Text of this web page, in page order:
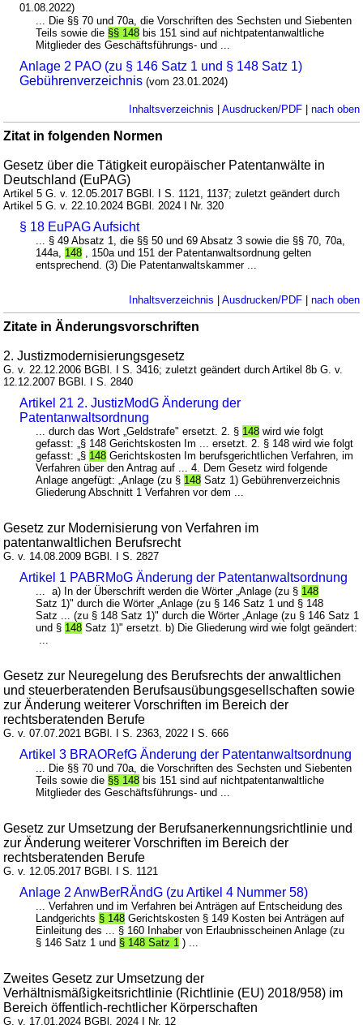
01.08.2022)
... Die §§ 70 und 70a, die Vorschriften des Sechsten und Siebenten
Teils sowie die §§ 148 bis 151 sind auf nichtpatentanwaltliche
Mitglieder des Geschäftsführungs- und ...
Anlage 2 PAO (zu § 146 Satz 1 und § 148 Satz 1)
Gebührenverzeichnis (vom 23.01.2024)
Inhaltsverzeichnis Ausdrucken/PDF| nach oben
Zitat in folgenden Normen
Gesetz über die Tätigkeit europäischer Patentanwälte in
Deutschland (EuPAG)
Artikel 5 G. v. 12.05.2017 BGBl. I S. 1121, 1137; zuletzt geändert durch
Artikel 5 G. v. 22.10.2024 BGBl. 2024 I Nr. 320
§ 18 EuPAG Aufsicht
... § 49 Absatz 1, die §§ 50 und 69 Absatz 3 sowie die §§ 70, 70a,
144a, 148 , 150a und 151 der Patentanwaltsordnung gelten
entsprechend. (3) Die Patentanwaltskammer ...
Inhaltsverzeichnis Ausdrucken/PDF| nach oben
Zitate in Änderungsvorschriften
2. Justizmodernisierungsgesetz
G. v. 22.12.2006 BGBl. I S. 3416; zuletzt geändert durch Artikel 8b G. v.
12.12.2007 BGBl. I S. 2840
Artikel 21 2. JustizModG Änderung der
Patentanwaltsordnung
... durch das Wort „Geldstrafe" ersetzt. 2. § 148 wird wie folgt
gefasst: „§ 148 Gerichtskosten Im ... ersetzt. 2. § 148 wird wie folgt
gefasst: „§ 148 Gerichtskosten Im berufsgerichtlichen Verfahren, im
Verfahren über den Antrag auf ... 4. Dem Gesetz wird folgende
Anlage angefügt: „Anlage (zu § 148 Satz 1) Gebührenverzeichnis
Gliederung Abschnitt 1 Verfahren vor dem ...
Gesetz zur Modernisierung von Verfahren im
patentanwaltlichen Berufsrecht
G. v. 14.08.2009 BGBl. I S. 2827
Artikel 1 PABRMoG Änderung der Patentanwaltsordnung
... a) In der Überschrift werden die Wörter „Anlage (zu § 148
Satz 1)" durch die Wörter „Anlage (zu § 146 Satz 1 und § 148
Satz ... (zu § 148 Satz 1)" durch die Wörter „Anlage (zu § 146 Satz 1
und § 148 Satz 1)" ersetzt. b) Die Gliederung wird wie folgt geändert:
...
Gesetz zur Neuregelung des Berufsrechts der anwaltlichen
und steuerberatenden Berufsausübungsgesellschaften sowie
zur Änderung weiterer Vorschriften im Bereich der
rechtsberatenden Berufe
G. v. 07.07.2021 BGBl. I S. 2363, 2022 I S. 666
Artikel 3 BRAORefG Änderung der Patentanwaltsordnung
... Die §§ 70 und 70a, die Vorschriften des Sechsten und Siebenten
Teils sowie die §§ 148 bis 151 sind auf nichtpatentanwaltliche
Mitglieder des Geschäftsführungs- und ...
Gesetz zur Umsetzung der Berufsanerkennungsrichtlinie und
zur Änderung weiterer Vorschriften im Bereich der
rechtsberatenden Berufe
G. v. 12.05.2017 BGBl. I S. 1121
Anlage 2 AnwBerRÄndG (zu Artikel 4 Nummer 58)
... Verfahren und im Verfahren bei Anträgen auf Entscheidung des
Landgerichts § 148 Gerichtskosten § 149 Kosten bei Anträgen auf
Einleitung des ... § 160 Inhaber von Erlaubnisscheinen Anlage (zu
§ 146 Satz 1 und § 148 Satz 1 ) ...
Zweites Gesetz zur Umsetzung der
Verhältnismäßigkeitsrichtlinie (Richtlinie (EU) 2018/958) im
Bereich öffentlich-rechtlicher Körperschaften
G. v. 17.01.2024 BGBl. 2024 I Nr. 12